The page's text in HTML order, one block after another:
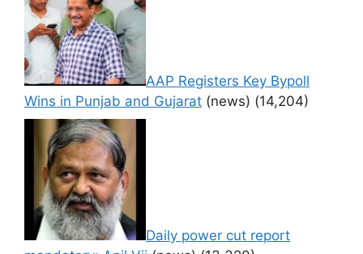
AAP Registers Key Bypoll
Wins in Punjab and Gujarat (news) (14,204)
Daily power cut report